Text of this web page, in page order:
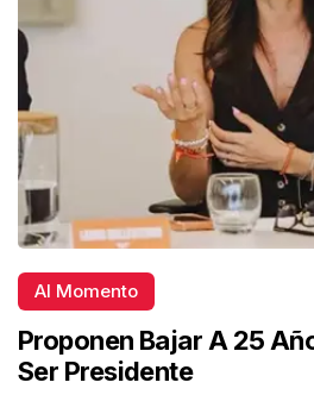
Al Momento
Proponen Bajar A 25
Ser Presidente